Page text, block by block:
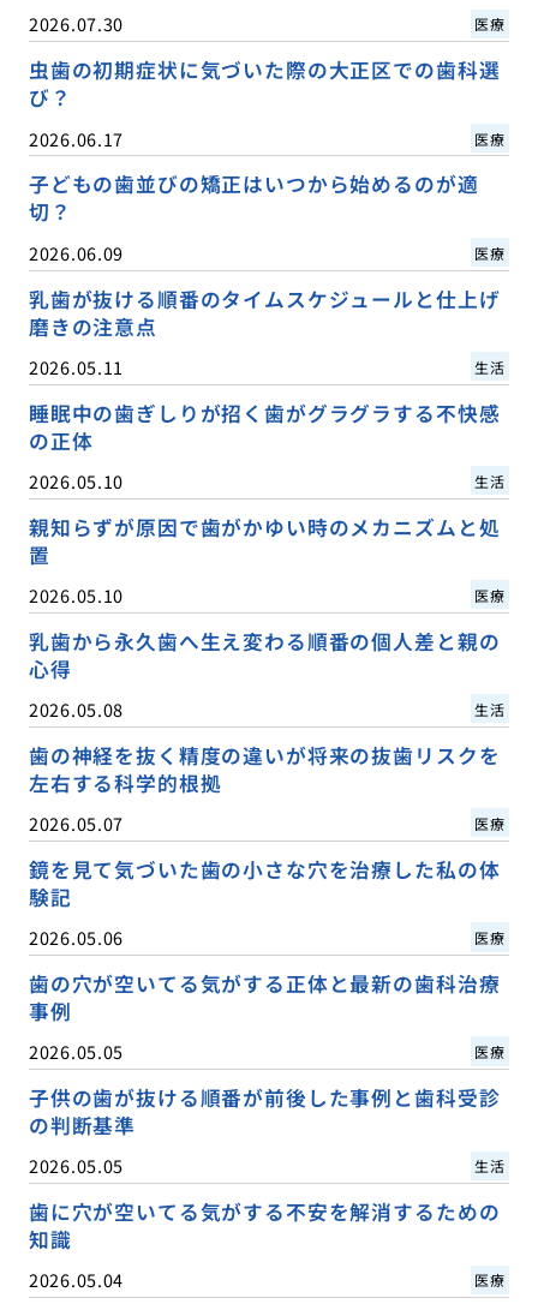
2026.07.30 医療
虫歯の初期症状に気づいた際の大正区での歯科選
び？
2026.06.17 医療
子どもの歯並びの矯正はいつから始めるのが適
切？
2026.06.09 医療
乳歯が抜ける順番のタイムスケジュールと仕上げ
磨きの注意点
2026.05.11 生活
睡眠中の歯ぎしりが招く歯がグラグラする不快感
の正体
2026.05.10 生活
親知らずが原因で歯がかゆい時のメカニズムと処
置
2026.05.10 医療
乳歯から永久歯へ生え変わる順番の個人差と親の
心得
2026.05.08 生活
歯の神経を抜く精度の違いが将来の抜歯リスクを
左右する科学的根拠
2026.05.07 医療
鏡を見て気づいた歯の小さな穴を治療した私の体
験記
2026.05.06 医療
歯の穴が空いてる気がする正体と最新の歯科治療
事例
2026.05.05 医療
子供の歯が抜ける順番が前後した事例と歯科受診
の判断基準
2026.05.05 生活
歯に穴が空いてる気がする不安を解消するための
知識
2026.05.04 医療